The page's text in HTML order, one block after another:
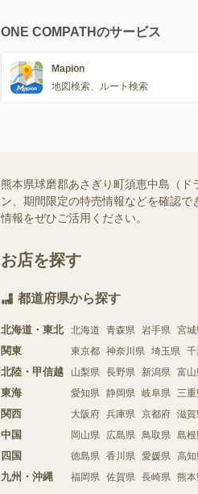
ONE COMPATHのサービス
Mapion
地図検索、ルート検索
熊本県球磨郡あさぎり町須恵中島（
ン、期間限定の特売情報などを確認
情報をぜひご活用ください。
お店を探す
都道府県から探す
北海道・東北 北海道 青森県 岩手県 宮
関東 東京都 神奈川県 埼玉県
北陸・甲信越 山梨県 長野県 新潟県 富
東海 愛知県 静岡県 岐阜県 三
関西 大阪府 兵庫県 京都府 滋
中国 岡山県 広島県 鳥取県 島
四国 徳島県 香川県 愛媛県 高
九州・沖縄 福岡県 佐賀県 長崎県 熊